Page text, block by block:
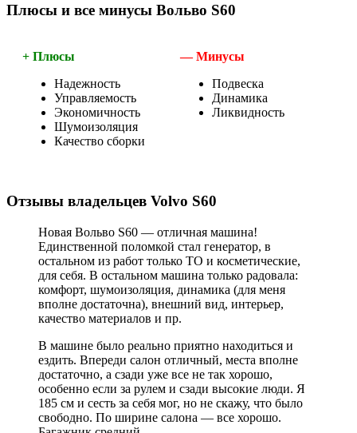
Плюсы и все минусы Вольво S60
+ Плюсы
Надежность
Управляемость
Экономичность
Шумоизоляция
Качество сборки
— Минусы
Подвеска
Динамика
Ликвидность
Отзывы владельцев Volvo S60
Новая Вольво S60 — отличная машина!
Единственной поломкой стал генератор, в
остальном из работ только ТО и косметические,
для себя. В остальном машина только радовала:
комфорт, шумоизоляция, динамика (для меня
вполне достаточна), внешний вид, интерьер,
качество материалов и пр.
В машине было реально приятно находиться и
ездить. Впереди салон отличный, места вполне
достаточно, а сзади уже все не так хорошо,
особенно если за рулем и сзади высокие люди. Я
185 см и сесть за себя мог, но не скажу, что было
свободно. По ширине салона — все хорошо.